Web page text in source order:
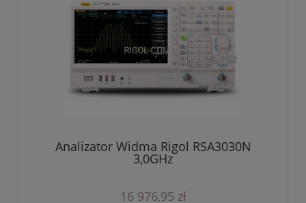
Analizator Widma Rigol RSA3030N
3,0GHz
16 976,95 zł